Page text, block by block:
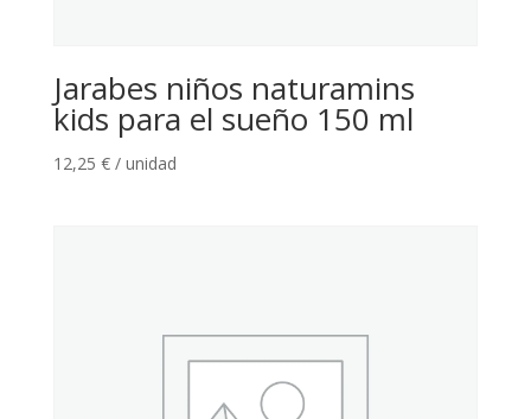
Jarabes niños naturamins
kids para el sueño 150 ml
12,25 € / unidad